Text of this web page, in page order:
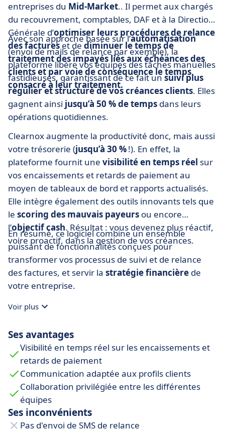
entreprises du Mid-Market.. Il permet aux chargés
du recouvrement, comptables, DAF et à la Direction
Générale d’optimiser leurs procédures de relance
des factureset dediminuer le temps de
traitement des impayés liés aux échéances des
clients et par voie de conséquence le temps
consacré à leur traitement.
Avec son approche basée sur l’automatisation
(envoi de mails de relance par exemple), la
plateforme libère vos équipes des tâches manuelles
fastidieuses, garantissant de ce fait unsuivi plus
régulier et structuré de vos créances clients. Elles
gagnent ainsi jusqu’à 50 % de temps dans leurs
opérations quotidiennes.
Clearnox augmente la productivité donc, mais aussi
votre trésorerie (jusqu’à 30 %!). En effet, la
plateforme fournit une visibilité en temps réel sur
vos encaissements et retards de paiement au
moyen de tableaux de bord et rapports actualisés.
Elle intègre également des outils innovants tels que
le scoring des mauvais payeurs ou encore
l’objectif cash. Résultat : vous devenez plus réactif,
voire proactif, dans la gestion de vos créances.
En résumé, ce logiciel combine un ensemble
puissant de fonctionnalités conçues pour
transformer vos processus de suivi et de relance
des factures, et servir la stratégie financière de
votre entreprise.
Voir plus
Ses avantages
Visibilité en temps réel sur les encaissements et
retards de paiement
Communication adaptée aux profils clients
Collaboration privilégiée entre les différentes
équipes
Ses inconvénients
Pas d'envoi de SMS de relance